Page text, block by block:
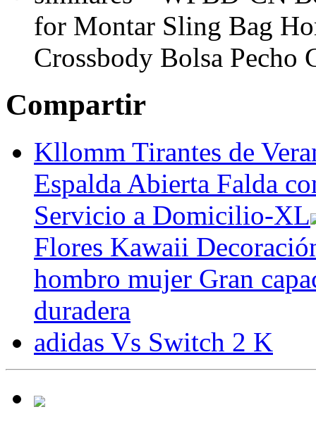
for Montar Sling Bag
Crossbody Bolsa Pecho
Compartir
Kllomm Tirantes de
Espalda Abierta Falda
Servicio a Domicilio-XL
Flores Kawaii
hombro mujer Gran
duradera
adidas Vs Switch 2 K